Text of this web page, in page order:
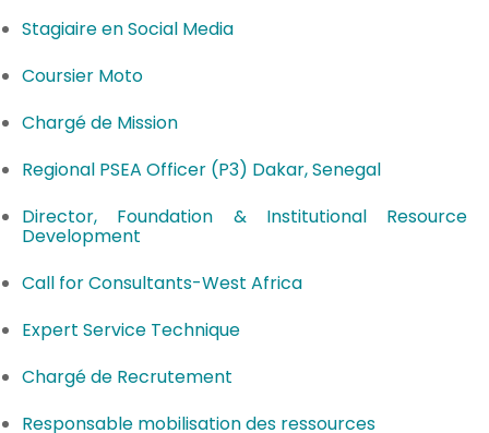
Stagiaire en Social Media
Coursier Moto
Chargé de Mission
Regional PSEA Officer (P3) Dakar, Senegal
Director, Foundation & Institutional Resource
Development
Call for Consultants-West Africa
Expert Service Technique
Chargé de Recrutement
Responsable mobilisation des ressources